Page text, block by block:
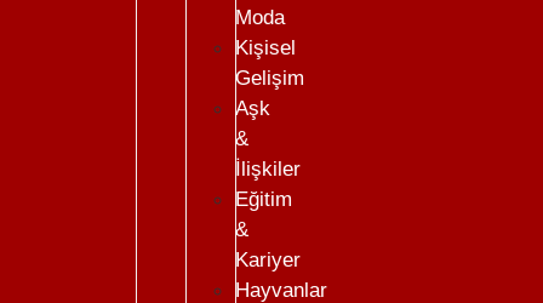
Moda
Kişisel
Gelişim
Aşk
&
İlişkiler
Eğitim
&
Kariyer
Hayvanlar